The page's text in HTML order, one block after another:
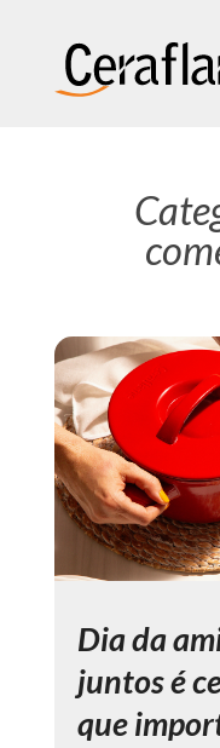
Dia da
juntos é
que